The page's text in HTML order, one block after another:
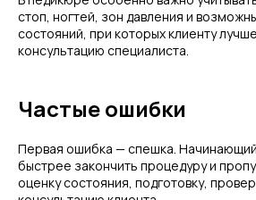
стоп, ногтей, зон давления и
состояний, при которых клиенту
консультацию специалиста.
Частые ошибки
Первая ошибка — спешка.
быстрее закончить процедуру и
оценку состояния, подготовку,